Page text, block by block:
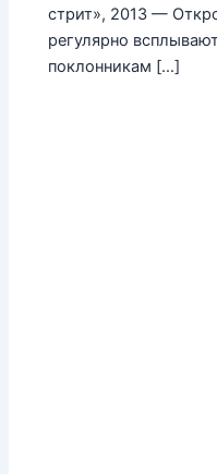
стрит», 2013 —
регулярно
поклонникам […]